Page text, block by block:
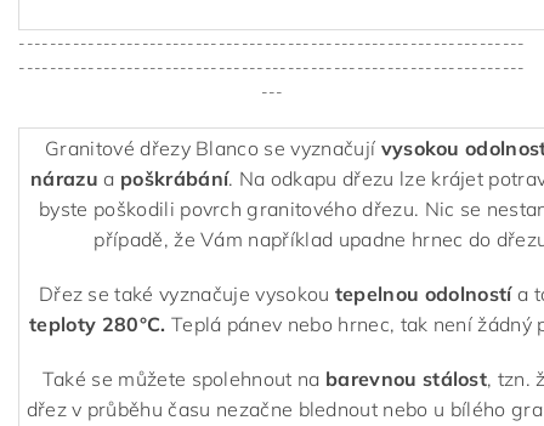
------------------------------------------------------------------
------------------------------------------------------------------
---
Granitové dřezy Blanco se vyznačují vysokou
nárazu a poškrábání. Na odkapu dřezu lze krájet
byste poškodili povrch granitového dřezu. Nic se
případě, že Vám například upadne hrnec do
Dřez se také vyznačuje vysokou tepelnou odolnostía
teploty 280°C. Teplá pánev nebo hrnec, tak není žádný
Také se můžete spolehnout na barevnou stálost, tzn.
dřez v průběhu času nezačne blednout nebo u bílého